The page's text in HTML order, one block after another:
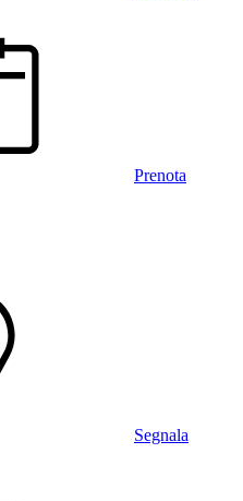
Prenota
Segnala